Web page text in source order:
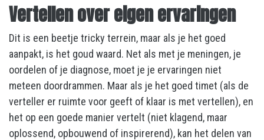
Vertellen over eigen ervaringen
Dit is een beetje tricky terrein, maar als je het goed
aanpakt, is het goud waard. Net als met je meningen, je
oordelen of je diagnose, moet je je ervaringen niet
meteen doordrammen. Maar als je het goed timet (als de
verteller er ruimte voor geeft of klaar is met vertellen), en
het op een goede manier vertelt (niet klagend, maar
oplossend, opbouwend of inspirerend), kan het delen van